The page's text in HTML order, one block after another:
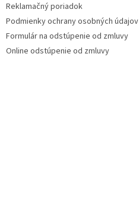
Reklamačný poriadok
Podmienky ochrany osobných údajov
Formulár na odstúpenie od zmluvy
Online odstúpenie od zmluvy